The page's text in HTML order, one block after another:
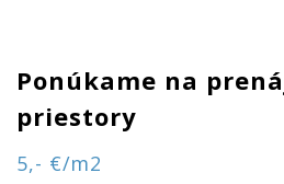
Ponúkame na
priestory
5,- €/m2